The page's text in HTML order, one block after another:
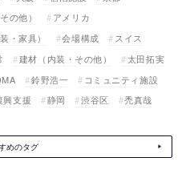
の他）
アメリカ
・家具） 会場構成
スイス
建材（内装・その他）
太田拓実
鈴野浩一
コミュニティ施設
興支援 静岡 渋谷区 禿真哉
めのタグ